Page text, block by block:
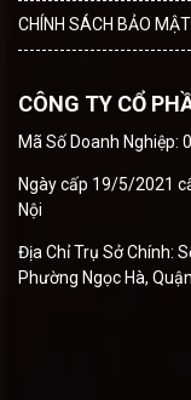
CHÍNH SÁCH BẢO
CÔNG TY CỔ
Mã Số Doanh Nghiệp:
Ngày cấp 19/5/2021
Nội
Địa Chỉ Trụ Sở Chính:
Phường Ngọc Hà,